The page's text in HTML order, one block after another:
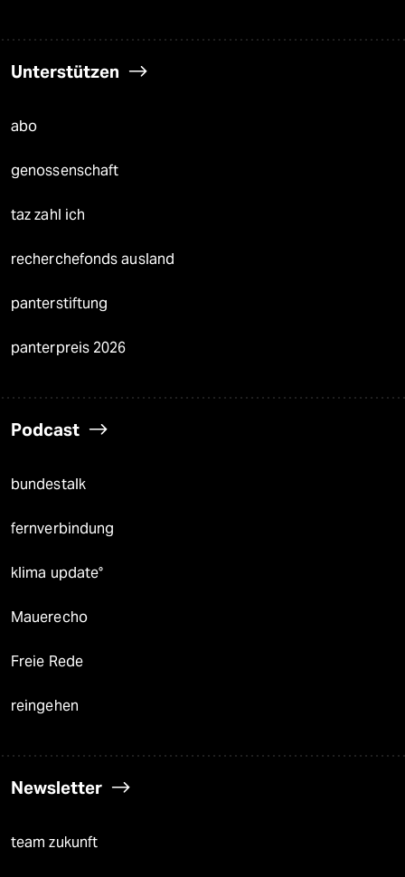
Unterstützen
abo
genossenschaft
taz zahl ich
recherchefonds ausland
panterstiftung
panterpreis 2026
Podcast
bundestalk
fernverbindung
klima update°
Mauerecho
Freie Rede
reingehen
Newsletter
team zukunft